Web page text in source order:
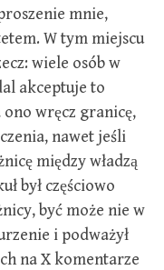
mnie,
W tym miejscu
wiele osób w
akceptuje to
wręcz granicę,
nawet jeśli
między władzą
był częściowo
być może nie w
i podważył
na X komentarze